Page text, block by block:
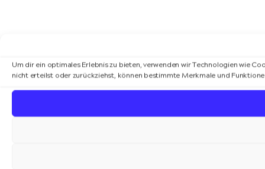
Um dir ein optimales Erlebnis zu bieten, verwenden wir Technologien wie
nicht erteilst oder zurückziehst, können bestimmte Merkmale und